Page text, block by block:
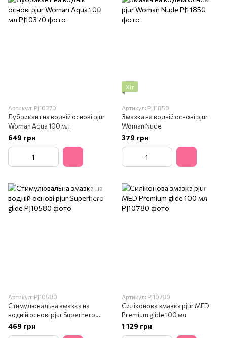
Артикул: PJ10370
Лубрикант на водній основі pjur
Woman Aqua 100 мл
649 грн
Хіт
Артикул: PJ11850
Змазка на водній основі pjur
Woman Nude
379 грн
Артикул: PJ10580
Стимулювальна змазка на
водній основі pjur Superhero
glide
469 грн
Артикул: PJ10780
Силіконова змазка pjur MED
Premium glide 100 мл
1 129 грн